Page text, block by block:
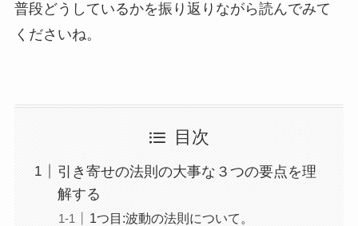
普段どうしているかを振り返りながら読んでみて
くださいね。
目次
引き寄せの法則の大事な３つの要点を理
解する
1つ目:波動の法則について。